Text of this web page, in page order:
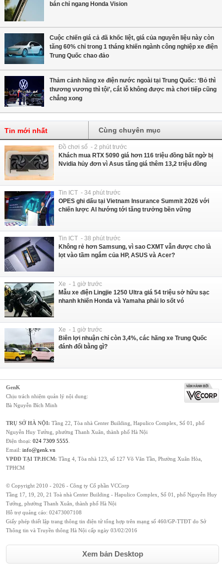
bán chỉ ngang Honda Vision
Cuộc chiến giá cả đã khốc liệt, giá của nguyên liệu này còn
tăng 60% chỉ trong 1 tháng khiến ngành công nghiệp xe điện
Trung Quốc chao đảo
Thảm cảnh hãng xe điện nước ngoài tại Trung Quốc: ‘Bỏ thì
thương vương thì tội’, cắt lỗ không được mà chơi tiếp cũng
chẳng xong
Tin mới nhất Cùng chuyên mục
Đồ chơi số - 2 phút trước
Khách mua RTX 5090 giá hơn 116 triệu đồng bất ngờ bị
Nvidia hủy đơn vì Asus tăng giá thêm 13,2 triệu đồng
Tin ICT - 34 phút trước
OPES ghi dấu tại Vietnam Insurance Summit 2026 với
chiến lược AI hướng tới tăng trưởng bền vững
Tin ICT - 38 phút trước
Không rẻ hơn Samsung, vì sao CXMT vẫn được cho là
lọt vào tầm ngắm của HP, ASUS và Acer?
Xe - 1 giờ trước
Mẫu xe điện Lingjie 1250 Ultra giá 54 triệu sở hữu sạc
nhanh khiến Honda và Yamaha phải lo sốt vó
Xe - 1 giờ trước
Biên lợi nhuận chỉ còn 3,4%, các hãng xe Trung Quốc
đánh đổi bằng gì?
GenK
Chịu trách nhiệm quản lý nội dung:
Bà Nguyễn Bích Minh
TRỤ SỞ HÀ NỘI: Tầng 22, Tòa nhà Center Building, Hapulico Complex, Số 01, phố
Nguyễn Huy Tưởng, phường Thanh Xuân, thành phố Hà Nội
Điện thoại: 024 7309 5555.
Email: info@genk.vn
VPĐD TẠI TP.HCM: Tầng 4, Tòa nhà 123, số 127 Võ Văn Tần, Phường Xuân Hòa,
TPHCM
© Copyright 2010 - 2026 - Công ty Cổ phần VCCorp
Tầng 17, 19, 20, 21 Toà nhà Center Building - Hapulico Complex, Số 01, phố Nguyễn Huy
Tưởng, phường Thanh Xuân, thành phố Hà Nội
Hỗ trợ quảng cáo: 02473007108
Giấy phép thiết lập trang thông tin điện tử tổng hợp trên mạng số 460/GP-TTĐT do Sở
Thông tin và Truyền thông Hà Nội cấp ngày 03/02/2016
Xem bản Desktop